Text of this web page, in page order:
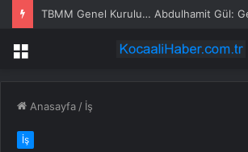
Menü
Anasayfa / İş
İş